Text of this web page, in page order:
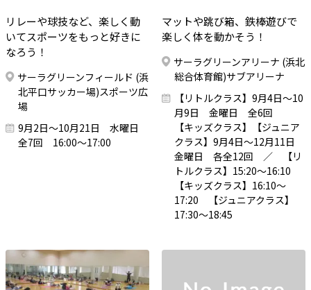
リレーや球技など、楽しく動
いてスポーツをもっと好きに
なろう！
サーラグリーンフィールド (浜
北平口サッカー場)スポーツ広
場
9月2日～10月21日 水曜日
全7回 16:00～17:00
マットや跳び箱、鉄棒遊びで
楽しく体を動かそう！
サーラグリーンアリーナ (浜北
総合体育館)サブアリーナ
【リトルクラス】9月4日～10
月9日 金曜日 全6回
【キッズクラス】【ジュニア
クラス】9月4日～12月11日
金曜日 各全12回 ／ 【リ
トルクラス】15:20～16:10
【キッズクラス】16:10～
17:20 【ジュニアクラス】
17:30～18:45